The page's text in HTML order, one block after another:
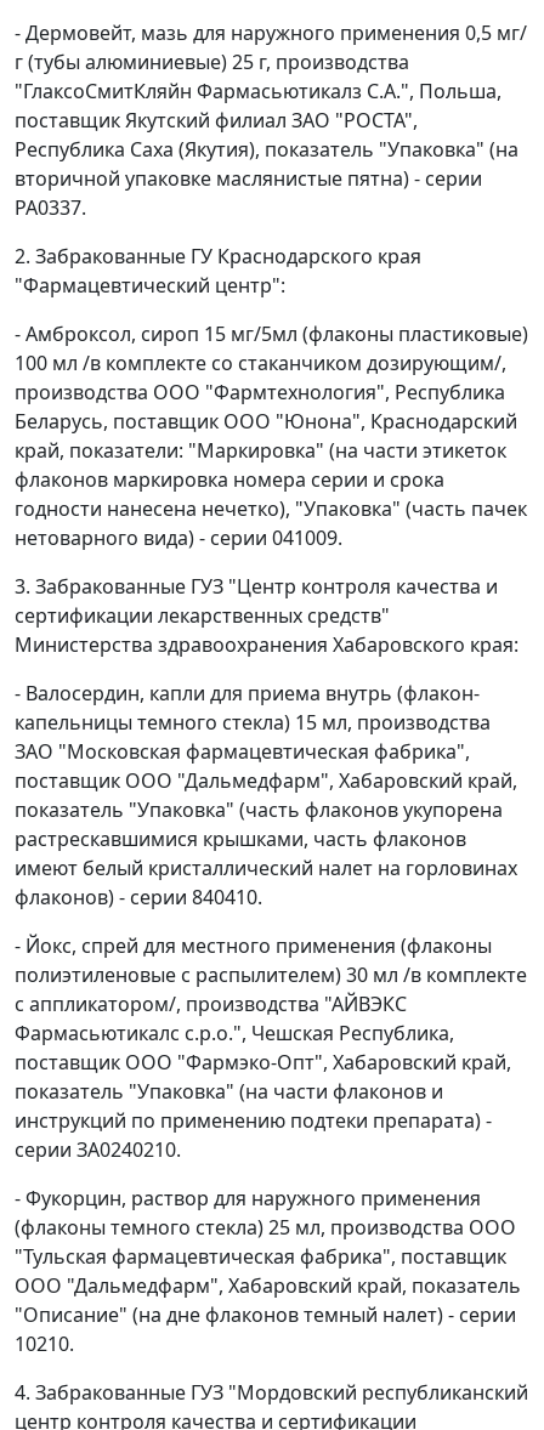
- Дермовейт, мазь для наружного применения 0,5 мг/
г (тубы алюминиевые) 25 г, производства
"ГлаксоСмитКляйн Фармасьютикалз С.А.", Польша,
поставщик Якутский филиал ЗАО "РОСТА",
Республика Саха (Якутия), показатель "Упаковка" (на
вторичной упаковке маслянистые пятна) - серии
РА0337.
2. Забракованные ГУ Краснодарского края
"Фармацевтический центр":
- Амброксол, сироп 15 мг/5мл (флаконы пластиковые)
100 мл /в комплекте со стаканчиком дозирующим/,
производства ООО "Фармтехнология", Республика
Беларусь, поставщик ООО "Юнона", Краснодарский
край, показатели: "Маркировка" (на части этикеток
флаконов маркировка номера серии и срока
годности нанесена нечетко), "Упаковка" (часть пачек
нетоварного вида) - серии 041009.
3. Забракованные ГУЗ "Центр контроля качества и
сертификации лекарственных средств"
Министерства здравоохранения Хабаровского края:
- Валосердин, капли для приема внутрь (флакон-
капельницы темного стекла) 15 мл, производства
ЗАО "Московская фармацевтическая фабрика",
поставщик ООО "Дальмедфарм", Хабаровский край,
показатель "Упаковка" (часть флаконов укупорена
растрескавшимися крышками, часть флаконов
имеют белый кристаллический налет на горловинах
флаконов) - серии 840410.
- Йокс, спрей для местного применения (флаконы
полиэтиленовые с распылителем) 30 мл /в комплекте
с аппликатором/, производства "АЙВЭКС
Фармасьютикалс с.р.о.", Чешская Республика,
поставщик ООО "Фармэко-Опт", Хабаровский край,
показатель "Упаковка" (на части флаконов и
инструкций по применению подтеки препарата) -
серии ЗА0240210.
- Фукорцин, раствор для наружного применения
(флаконы темного стекла) 25 мл, производства ООО
"Тульская фармацевтическая фабрика", поставщик
ООО "Дальмедфарм", Хабаровский край, показатель
"Описание" (на дне флаконов темный налет) - серии
10210.
4. Забракованные ГУЗ "Мордовский республиканский
центр контроля качества и сертификации